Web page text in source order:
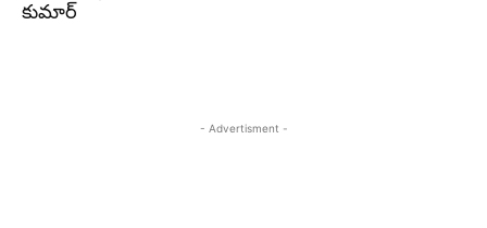
కుమార్
- Advertisment -